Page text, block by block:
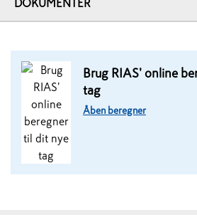
DOKUMENTER
Brug RIAS' online
tag
Åben beregner